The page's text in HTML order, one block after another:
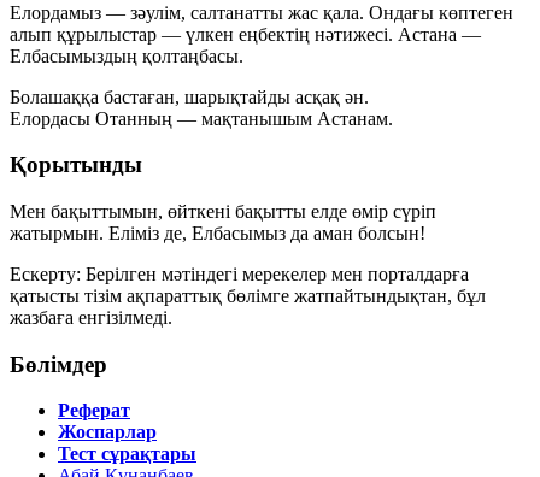
Елордамыз — зәулім, салтанатты жас қала. Ондағы көптеген
алып құрылыстар — үлкен еңбектің нәтижесі. Астана —
Елбасымыздың қолтаңбасы.
Болашаққа бастаған, шарықтайды асқақ ән.
Елордасы Отанның — мақтанышым Астанам.
Қорытынды
Мен бақыттымын, өйткені бақытты елде өмір сүріп
жатырмын. Еліміз де, Елбасымыз да аман болсын!
Ескерту: Берілген мәтіндегі мерекелер мен порталдарға
қатысты тізім ақпараттық бөлімге жатпайтындықтан, бұл
жазбаға енгізілмеді.
Бөлімдер
Реферат
Жоспарлар
Тест сұрақтары